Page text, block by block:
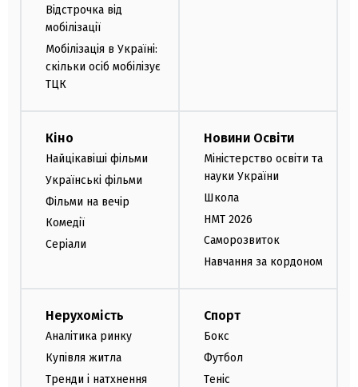
Відстрочка від
мобілізації
Мобілізація в Україні:
скільки осіб мобілізує
ТЦК
Кіно
Найцікавіші фільми
Українські фільми
Фільми на вечір
Комедії
Серіали
Новини Освіти
Міністерство освіти та
науки України
Школа
НМТ 2026
Саморозвиток
Навчання за кордоном
Нерухомість
Аналітика ринку
Купівля житла
Тренди і натхнення
Спорт
Бокс
Футбол
Теніс